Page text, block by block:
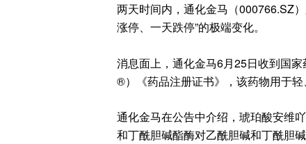
两天时间内，通化金马（000766.SZ
涨停、一天跌停”的极端变化。
消息面上，通化金马6月25日收到国
®）《药品注册证书》，该药物用于
通化金马在公告中介绍，琥珀酸安维
和丁酰胆碱酯酶对乙酰胆碱和丁酰胆